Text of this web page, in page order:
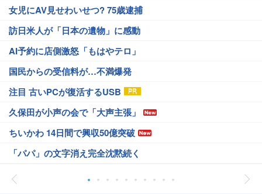
女児にAV見せわいせつ? 75歳逮捕
訪日米人が「日本の遺物」に感動
AI予約に店側激怒「もはやテロ」
国民からの受信料が…不満爆発
注目 古いPCが復活するUSB
久保田が小声の会で「大声主張」
ちいかわ 14日間で興収50億突破
「パパ」の文字消え完全沈黙続く